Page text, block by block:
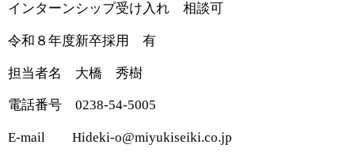
インターンシップ受け入れ 相談可
令和８年度新卒採用 有
担当者名 大橋 秀樹
電話番号 0238-54-5005
E-mail Hideki-o@miyukiseiki.co.jp